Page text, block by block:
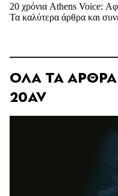
20 χρόνια Athens Voice:
Τα καλύτερα άρθρα και
ΟΛΑ ΤΑ ΑΡΘΡΑ
20AV